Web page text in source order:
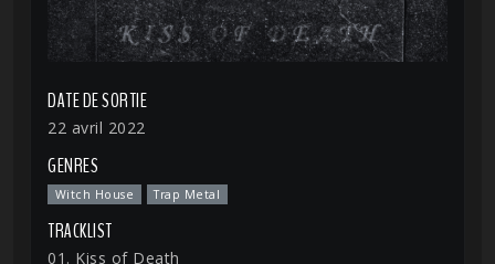
DATE DE SORTIE
22 avril 2022
GENRES
Witch House Trap Metal
TRACKLIST
01. Kiss of Death